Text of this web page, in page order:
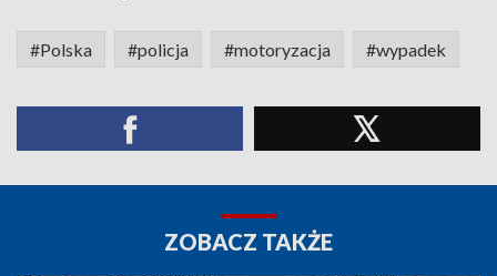
#Polska #policja #motoryzacja #wypadek
ZOBACZ TAKŻE